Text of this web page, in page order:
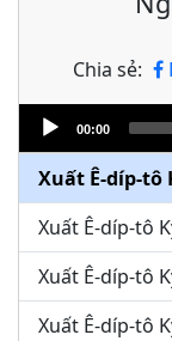
Chia sẻ:
Audio
Player
00:00
Xuất Ê-díp-tô
Xuất Ê-díp-tô
Xuất Ê-díp-tô
Xuất Ê-díp-tô
Xuất Ê-díp-tô
Xuất Ê-díp-tô
Xuất Ê-díp-tô